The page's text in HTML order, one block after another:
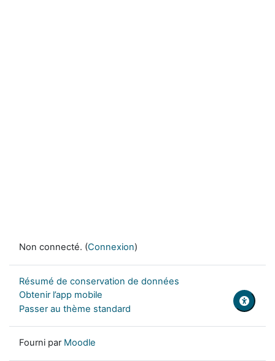
Non connecté. (Connexion)
Résumé de conservation de données
Obtenir l’app mobile
Passer au thème standard
Fourni par Moodle